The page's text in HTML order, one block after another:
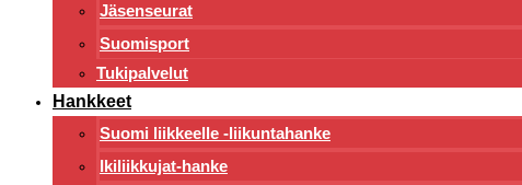
Jäsenseurat
Suomisport
Tukipalvelut
Hankkeet
Suomi liikkeelle -liikuntahanke
Ikiliikkujat-hanke